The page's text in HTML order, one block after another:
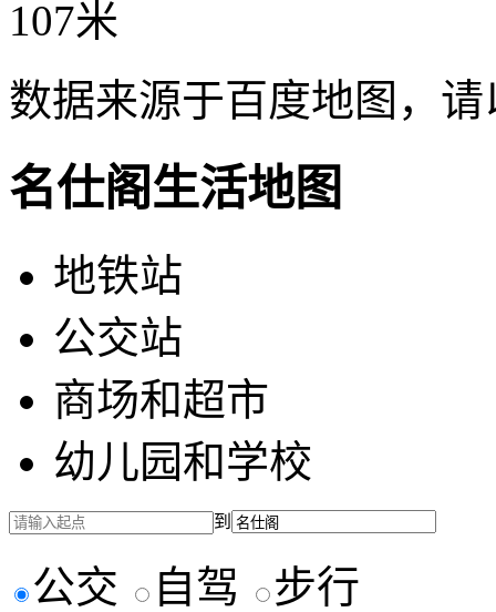
107米
数据来源于百度地图，
名仕阁生活地图
地铁站
公交站
商场和超市
幼儿园和学校
到
公交 自驾 步行